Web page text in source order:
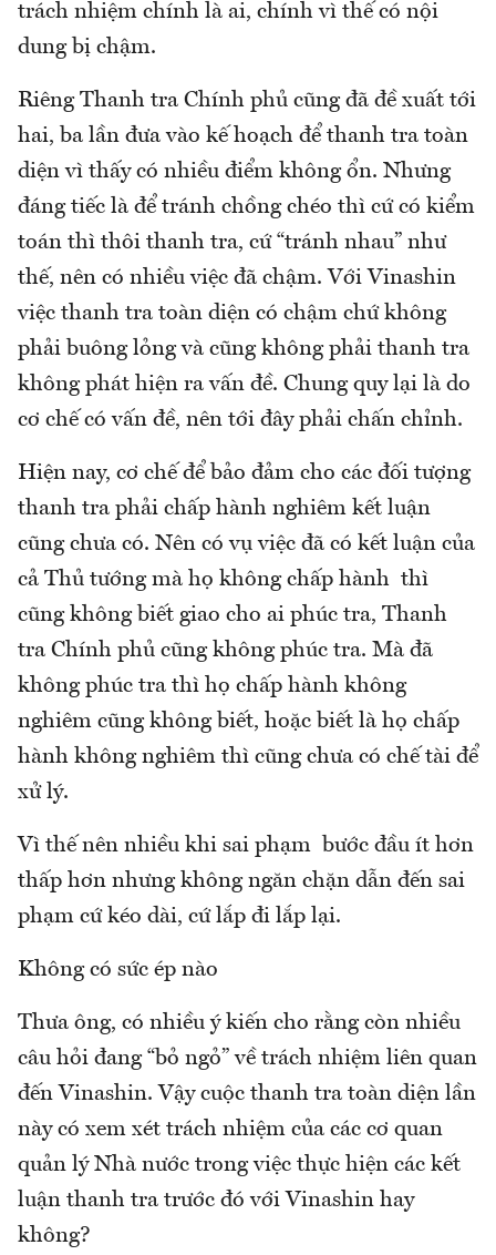
trách nhiệm chính là ai, chính vì thế có nội
dung bị chậm.
Riêng Thanh tra Chính phủ cũng đã đề xuất tới
hai, ba lần đưa vào kế hoạch để thanh tra toàn
diện vì thấy có nhiều điểm không ổn. Nhưng
đáng tiếc là để tránh chồng chéo thì cứ có kiểm
toán thì thôi thanh tra, cứ “tránh nhau” như
thế, nên có nhiều việc đã chậm. Với Vinashin
việc thanh tra toàn diện có chậm chứ không
phải buông lỏng và cũng không phải thanh tra
không phát hiện ra vấn đề. Chung quy lại là do
cơ chế có vấn đề, nên tới đây phải chấn chỉnh.
Hiện nay, cơ chế để bảo đảm cho các đối tượng
thanh tra phải chấp hành nghiêm kết luận
cũng chưa có. Nên có vụ việc đã có kết luận của
cả Thủ tướng mà họ không chấp hành thì
cũng không biết giao cho ai phúc tra, Thanh
tra Chính phủ cũng không phúc tra. Mà đã
không phúc tra thì họ chấp hành không
nghiêm cũng không biết, hoặc biết là họ chấp
hành không nghiêm thì cũng chưa có chế tài để
xử lý.
Vì thế nên nhiều khi sai phạm bước đầu ít hơn
thấp hơn nhưng không ngăn chặn dẫn đến sai
phạm cứ kéo dài, cứ lắp đi lắp lại.
Không có sức ép nào
Thưa ông, có nhiều ý kiến cho rằng còn nhiều
câu hỏi đang “bỏ ngỏ” về trách nhiệm liên quan
đến Vinashin. Vậy cuộc thanh tra toàn diện lần
này có xem xét trách nhiệm của các cơ quan
quản lý Nhà nước trong việc thực hiện các kết
luận thanh tra trước đó với Vinashin hay
không?